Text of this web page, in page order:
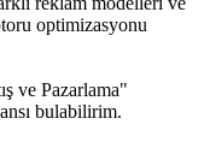
optimizasyonu
ve Pazarlama"
bulabilirim.